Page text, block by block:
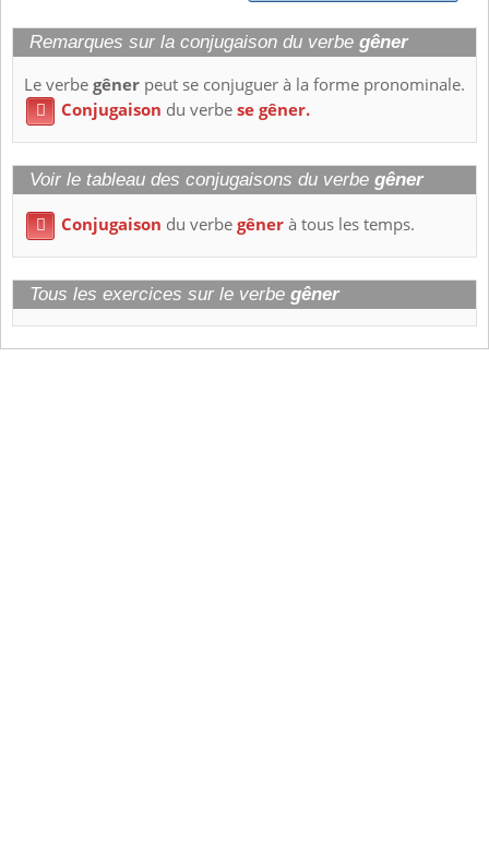
Remarques sur la conjugaison du verbe gêner
Le verbegêner peut se conjuguer à la forme pronominale.
 Conjugaison du verbese gêner.
Voir le tableau des conjugaisons du verbe gêner
 Conjugaison du verbegênerà tous les temps.
Tous les exercices sur le verbe gêner